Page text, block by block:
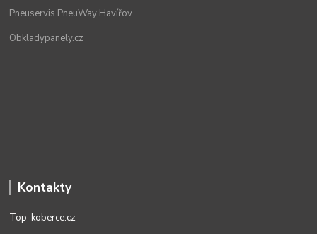
Pneuservis PneuWay Havířov
Obkladypanely.cz
Kontakty
Top-koberce.cz